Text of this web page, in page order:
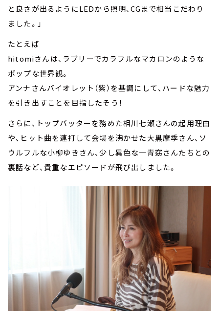
と良さが出るようにLEDから照明、CGまで相当こだわり
ました。」
たとえば
hitomiさんは、ラブリーでカラフルなマカロンのような
ポップな世界観。
アンナさんバイオレット（紫）を基調にして、ハードな魅力
を引き出すことを目指したそう！
さらに、トップバッターを務めた相川七瀬さんの起用理由
や、ヒット曲を連打して会場を沸かせた大黒摩季さん、ソ
ウルフルな小柳ゆきさん、少し異色な一青窈さんたちとの
裏話など、貴重なエピソードが飛び出しました。